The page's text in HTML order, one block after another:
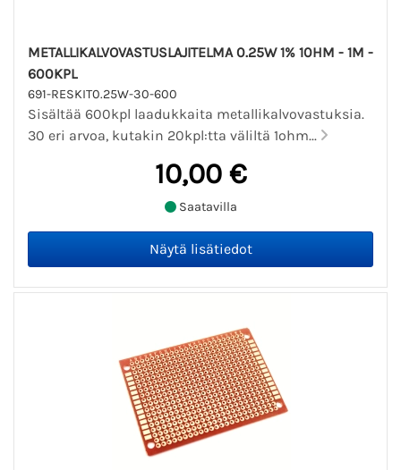
METALLIKALVOVASTUSLAJITELMA 0.25W 1% 10HM - 1M -
600KPL
691-RESKIT0.25W-30-600
Sisältää 600kpl laadukkaita metallikalvovastuksia.
30 eri arvoa, kutakin 20kpl:tta väliltä 1ohm...
10,00 €
Saatavilla